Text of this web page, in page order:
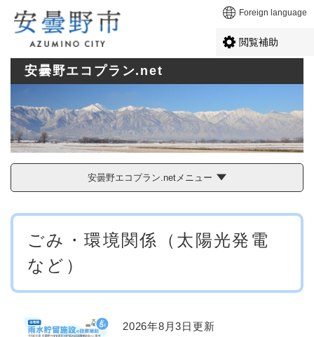
メニューを飛ばして本文へ Foreign language
閲覧補助
安曇野エコプラン.net
安曇野エコプラン.netメニュー
本
ごみ・環境関係（太陽光発電
など）
2026年8月3日更新